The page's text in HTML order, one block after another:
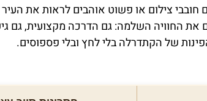
צילום או פשוט אוהבים לראות את
החוויה השלמה: גם הדרכה מקצועית, גם
של הקתדרלה בלי לחץ ובלי פספוסים.